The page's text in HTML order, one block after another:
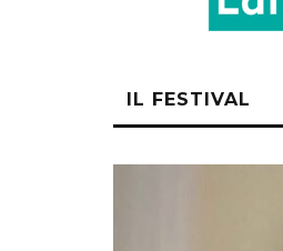
IL FESTIVAL